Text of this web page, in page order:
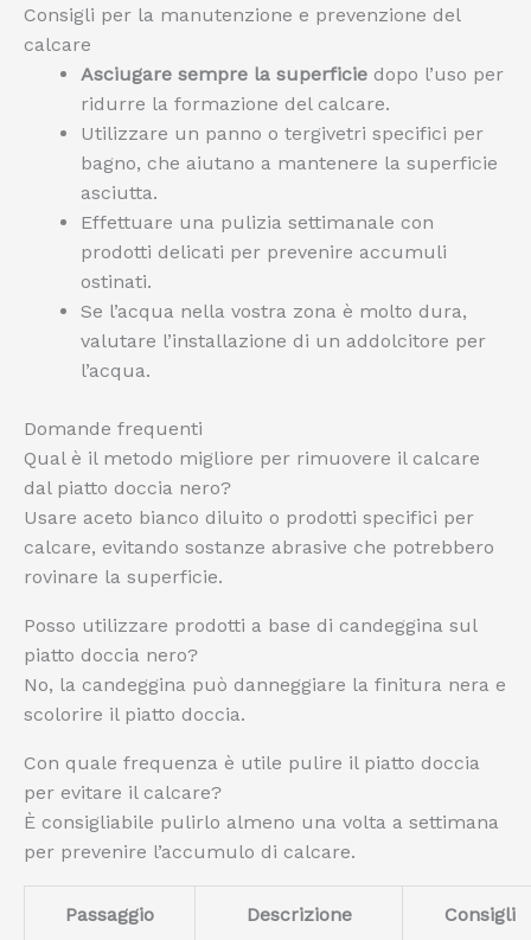
Consigli per la manutenzione e prevenzione del
calcare
Asciugare sempre la superficie dopo l’uso per
ridurre la formazione del calcare.
Utilizzare un panno o tergivetri specifici per
bagno, che aiutano a mantenere la superficie
asciutta.
Effettuare una pulizia settimanale con
prodotti delicati per prevenire accumuli
ostinati.
Se l’acqua nella vostra zona è molto dura,
valutare l’installazione di un addolcitore per
l’acqua.
Domande frequenti
Qual è il metodo migliore per rimuovere il calcare
dal piatto doccia nero?
Usare aceto bianco diluito o prodotti specifici per
calcare, evitando sostanze abrasive che potrebbero
rovinare la superficie.
Posso utilizzare prodotti a base di candeggina sul
piatto doccia nero?
No, la candeggina può danneggiare la finitura nera e
scolorire il piatto doccia.
Con quale frequenza è utile pulire il piatto doccia
per evitare il calcare?
È consigliabile pulirlo almeno una volta a settimana
per prevenire l’accumulo di calcare.
Passaggio Descrizione Consigli